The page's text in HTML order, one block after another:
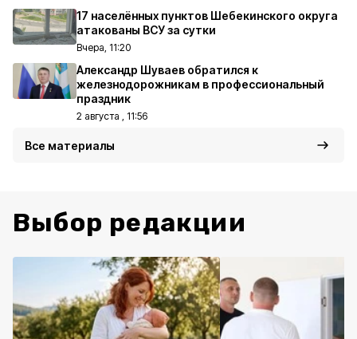
17 населённых пунктов Шебекинского округа
атакованы ВСУ за сутки
Вчера, 11:20
Александр Шуваев обратился к
железнодорожникам в профессиональный
праздник
2 августа , 11:56
Все материалы
Выбор редакции